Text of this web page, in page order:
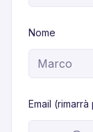
Nome
Email (rimarrà